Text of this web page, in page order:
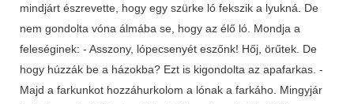
mindjárt észrevette, hogy egy szürke ló fekszik a lyukná. De
nem gondolta vóna álmába se, hogy az élő ló. Mondja a
feleséginek: - Asszony, lópecsenyét eszőnk! Hőj, örűtek. De
hogy húzzák be a házokba? Ezt is kigondolta az apafarkas. -
Majd a farkunkot hozzáhurkolom a lónak a farkáho. Mingyjár